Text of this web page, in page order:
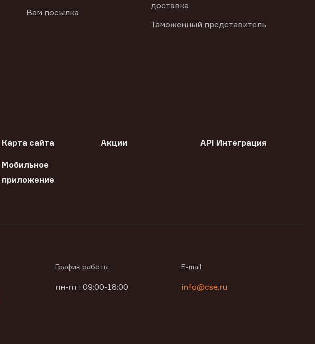
Вам посылка
доставка
Таможенный представитель
Карта сайта Акции API Интеграция
Мобильное
приложение
График работы
пн-пт : 09:00-18:00
E-mail
info@cse.ru